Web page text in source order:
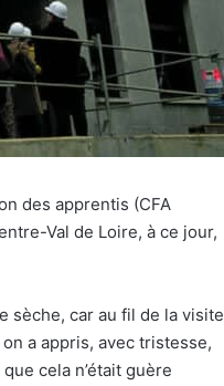
des apprentis (CFA
Val de Loire, à ce jour,
sèche, car au fil de la visite
a appris, avec tristesse,
cela n’était guère